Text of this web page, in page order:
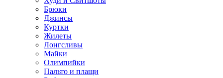
Брюки
Джинсы
Куртки
Жилеты
Лонгсливы
Майки
Олимпийки
Пальто и плащи